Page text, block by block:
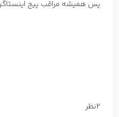
پس همیشه مراقب پیج
2نظر